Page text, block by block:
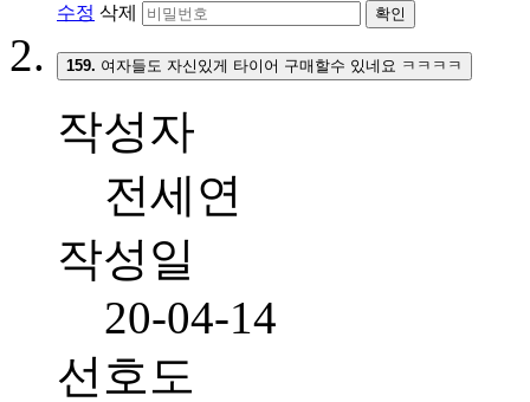
수정 삭제 확인
159. 여자들도 자신있게 타이어 구매할수 있네요 ㅋㅋㅋㅋ
작성자
전세연
작성일
20-04-14
선호도